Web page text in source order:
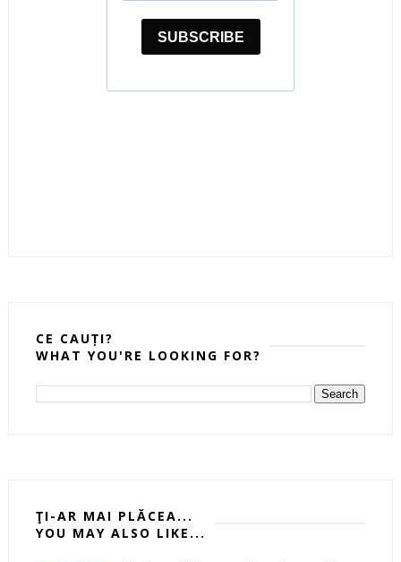
CE CAUȚI?
WHAT YOU'RE LOOKING FOR?
ŢI-AR MAI PLĂCEA...
YOU MAY ALSO LIKE...